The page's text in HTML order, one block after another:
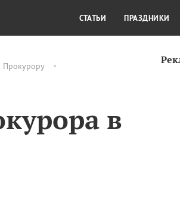
Прокурору
в
КУЛЬТУРА
СТАТЬИ ПРАЗДНИКИ